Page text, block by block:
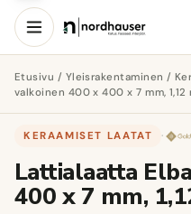
Etusivu / Yleisrakentaminen /
valkoinen 400 x 400 x 7 mm, 1,12
KERAAMISET LAATAT ·
Lattialaatta
400 x 7 mm,